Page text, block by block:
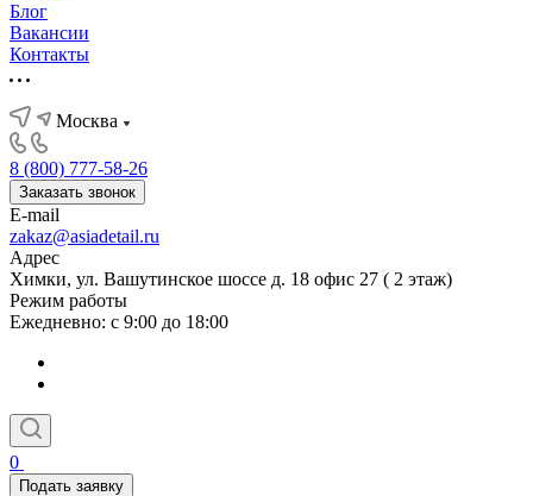
Блог
Вакансии
Контакты
Москва
8 (800) 777-58-26
Заказать звонок
E-mail
zakaz@asiadetail.ru
Адрес
Химки, ул. Вашутинское шоссе д. 18 офис 27 ( 2 этаж)
Режим работы
Ежедневно: с 9:00 до 18:00
0
Подать заявку